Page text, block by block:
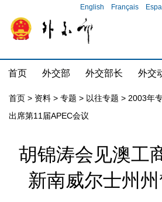
English Français
首页 外交部 外交部长 外交
首页 > 资料 > 专题 > 以往专题 > 2003年
出席第11届APEC会议
胡锦涛会见澳工
新南威尔士州